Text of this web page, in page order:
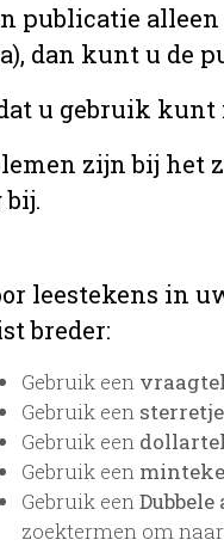
publicatie
dan kunt u de
u gebruik
zijn bij het
bij.
leestekens in
breder:
Gebruik een
Gebruik een
Gebruik een
Gebruik een
Gebruik een
zoektermen om